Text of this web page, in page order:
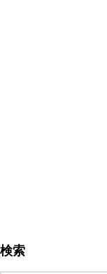
検索